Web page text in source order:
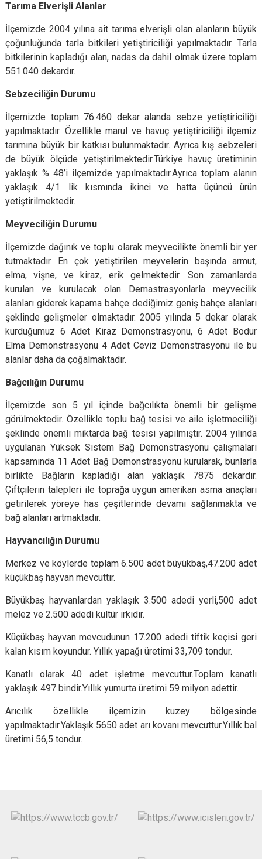
Tarıma Elverişli Alanlar
İlçemizde 2004 yılına ait tarıma elverişli olan alanların büyük
çoğunluğunda tarla bitkileri yetiştiriciliği yapılmaktadır. Tarla
bitkilerinin kapladığı alan, nadas da dahil olmak üzere toplam
551.040 dekardır.
Sebzeciliğin Durumu
İlçemizde toplam 76.460 dekar alanda sebze yetiştiriciliği
yapılmaktadır. Özellikle marul ve havuç yetiştiriciliği ilçemiz
tarımına büyük bir katkısı bulunmaktadır. Ayrıca kış sebzeleri
de büyük ölçüde yetiştirilmektedir.Türkiye havuç üretiminin
yaklaşık % 48’i ilçemizde yapılmaktadır.Ayrıca toplam alanın
yaklaşık 4/1 lik kısmında ikinci ve hatta üçüncü ürün
yetiştirilmektedir.
Meyveciliğin Durumu
İlçemizde dağınık ve toplu olarak meyvecilikte önemli bir yer
tutmaktadır. En çok yetiştirilen meyvelerin başında armut,
elma, vişne, ve kiraz, erik gelmektedir. Son zamanlarda
kurulan ve kurulacak olan Demastrasyonlarla meyvecilik
alanları giderek kapama bahçe dediğimiz geniş bahçe alanları
şeklinde gelişmeler olmaktadır. 2005 yılında 5 dekar olarak
kurduğumuz 6 Adet Kiraz Demonstrasyonu, 6 Adet Bodur
Elma Demonstrasyonu 4 Adet Ceviz Demonstrasyonu ile bu
alanlar daha da çoğalmaktadır.
Bağcılığın Durumu
İlçemizde son 5 yıl içinde bağcılıkta önemli bir gelişme
görülmektedir. Özellikle toplu bağ tesisi ve aile işletmeciliği
şeklinde önemli miktarda bağ tesisi yapılmıştır. 2004 yılında
uygulanan Yüksek Sistem Bağ Demonstrasyonu çalışmaları
kapsamında 11 Adet Bağ Demonstrasyonu kurularak, bunlarla
birlikte Bağların kapladığı alan yaklaşık 7875 dekardır.
Çiftçilerin talepleri ile toprağa uygun amerikan asma anaçları
getirilerek yöreye has çeşitlerinde devamı sağlanmakta ve
bağ alanları artmaktadır.
Hayvancılığın Durumu
Merkez ve köylerde toplam 6.500 adet büyükbaş,47.200 adet
küçükbaş hayvan mevcuttır.
Büyükbaş hayvanlardan yaklaşık 3.500 adedi yerli,500 adet
melez ve 2.500 adedi kültür ırkıdır.
Küçükbaş hayvan mevcudunun 17.200 adedi tiftik keçisi geri
kalan kısım koyundur. Yıllık yapağı üretimi 33,709 tondur.
Kanatlı olarak 40 adet işletme mevcuttur.Toplam kanatlı
yaklaşık 497 bindir.Yıllık yumurta üretimi 59 milyon adettir.
Arıcılık özellikle ilçemizin kuzey bölgesinde
yapılmaktadır.Yaklaşık 5650 adet arı kovanı mevcuttur.Yıllık bal
üretimi 56,5 tondur.